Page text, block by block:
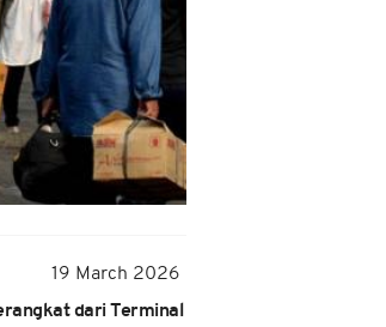
19 March 2026
dari Terminal